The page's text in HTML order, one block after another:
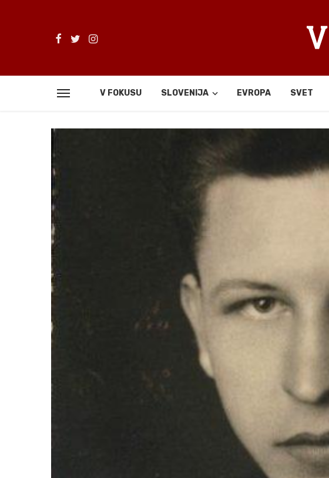
V FOKUSU SLOVENIJA EVROPA SVET